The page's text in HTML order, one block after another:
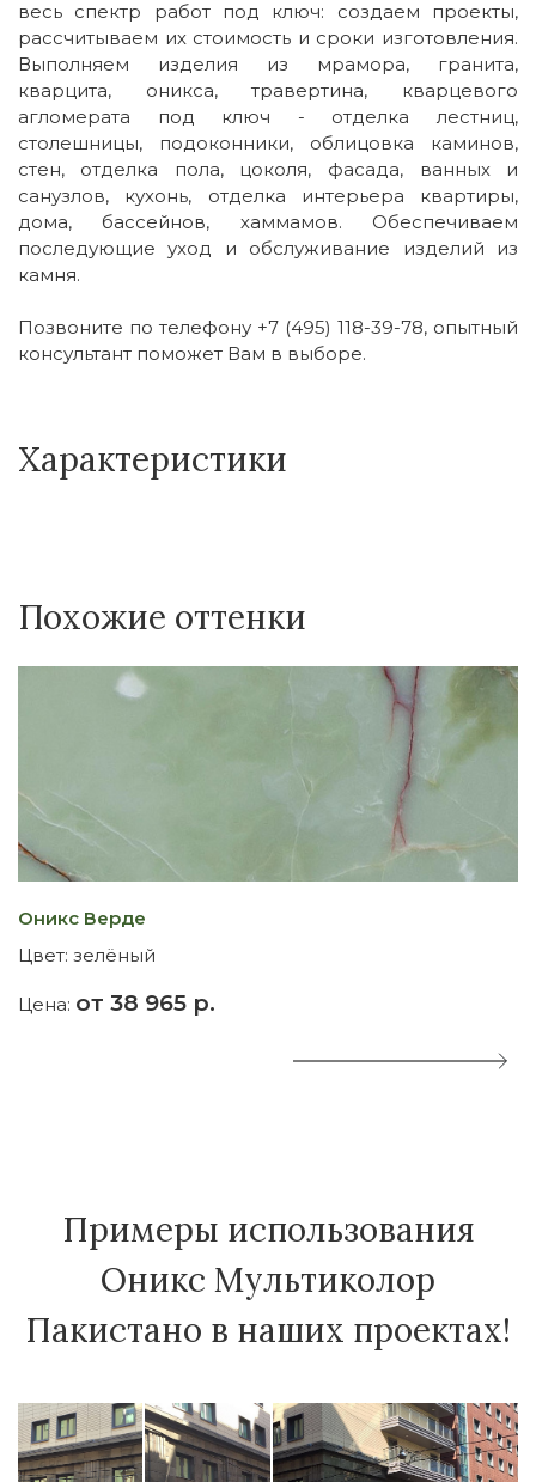
весь спектр работ под ключ: создаем проекты,
рассчитываем их стоимость и сроки изготовления.
Выполняем изделия из мрамора, гранита,
кварцита, оникса, травертина, кварцевого
агломерата под ключ - отделка лестниц,
столешницы, подоконники, облицовка каминов,
стен, отделка пола, цоколя, фасада, ванных и
санузлов, кухонь, отделка интерьера квартиры,
дома, бассейнов, хаммамов. Обеспечиваем
последующие уход и обслуживание изделий из
камня.
Позвоните по телефону +7 (495) 118-39-78, опытный
консультант поможет Вам в выборе.
Характеристики
Похожие оттенки
Оникс Верде
Цвет: зелёный
Цена: от 38 965 р.
Примеры использования
Оникс Мультиколор
Пакистано в наших проектах!